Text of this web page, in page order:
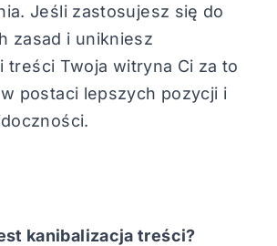
Jeśli zastosujesz się do
zasad i unikniesz
treści Twoja witryna Ci za to
postaci lepszych pozycji i
kanibalizacja treści?